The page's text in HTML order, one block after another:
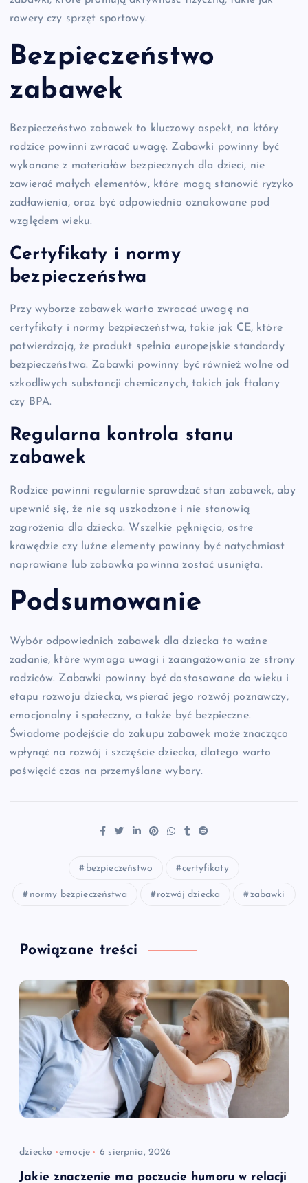
rowery czy sprzęt sportowy.
Bezpieczeństwo
zabawek
Bezpieczeństwo zabawek to kluczowy aspekt, na który
rodzice powinni zwracać uwagę. Zabawki powinny być
wykonane z materiałów bezpiecznych dla dzieci, nie
zawierać małych elementów, które mogą stanowić ryzyko
zadławienia, oraz być odpowiednio oznakowane pod
względem wieku.
Certyfikaty i normy
bezpieczeństwa
Przy wyborze zabawek warto zwracać uwagę na
certyfikaty i normy bezpieczeństwa, takie jak CE, które
potwierdzają, że produkt spełnia europejskie standardy
bezpieczeństwa. Zabawki powinny być również wolne od
szkodliwych substancji chemicznych, takich jak ftalany
czy BPA.
Regularna kontrola stanu
zabawek
Rodzice powinni regularnie sprawdzać stan zabawek, aby
upewnić się, że nie są uszkodzone i nie stanowią
zagrożenia dla dziecka. Wszelkie pęknięcia, ostre
krawędzie czy luźne elementy powinny być natychmiast
naprawiane lub zabawka powinna zostać usunięta.
Podsumowanie
Wybór odpowiednich zabawek dla dziecka to ważne
zadanie, które wymaga uwagi i zaangażowania ze strony
rodziców. Zabawki powinny być dostosowane do wieku i
etapu rozwoju dziecka, wspierać jego rozwój poznawczy,
emocjonalny i społeczny, a także być bezpieczne.
Świadome podejście do zakupu zabawek może znacząco
wpłynąć na rozwój i szczęście dziecka, dlatego warto
poświęcić czas na przemyślane wybory.
bezpieczeństwo certyfikaty
normy bezpieczeństwa rozwój dziecka zabawki
Powiązane treści
dziecko emocje 6 sierpnia, 2026
Jakie znaczenie ma poczucie humoru w relacji